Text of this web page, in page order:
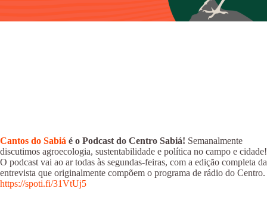
Cantos do Sabiá é o Podcast do Centro Sabiá! Semanalmente
discutimos agroecologia, sustentabilidade e política no campo e cidade!
O podcast vai ao ar todas às segundas-feiras, com a edição completa da
entrevista que originalmente compõem o programa de rádio do Centro.
https://spoti.fi/31VtUj5